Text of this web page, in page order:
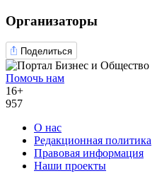
Организаторы
Поделиться
Помочь нам
16+
957
О нас
Редакционная политика
Правовая информация
Наши проекты